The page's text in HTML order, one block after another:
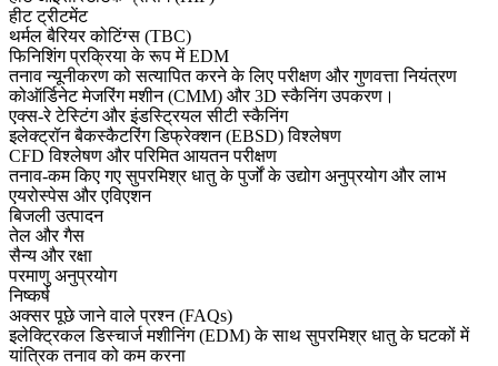
हीट ट्रीटमेंट
थर्मल बैरियर कोटिंग्स (TBC)
फिनिशिंग प्रक्रिया के रूप में EDM
तनाव न्यूनीकरण को सत्यापित करने के लिए परीक्षण और गुणवत्ता नियंत्रण
कोऑर्डिनेट मेजरिंग मशीन (CMM) और 3D स्कैनिंग उपकरण।
एक्स-रे टेस्टिंग और इंडस्ट्रियल सीटी स्कैनिंग
इलेक्ट्रॉन बैकस्कैटरिंग डिफ्रेक्शन (EBSD) विश्लेषण
CFD विश्लेषण और परिमित आयतन परीक्षण
तनाव-कम किए गए सुपरमिश्र धातु के पुर्जों के उद्योग अनुप्रयोग और लाभ
एयरोस्पेस और एविएशन
बिजली उत्पादन
तेल और गैस
सैन्य और रक्षा
परमाणु अनुप्रयोग
निष्कर्ष
अक्सर पूछे जाने वाले प्रश्न (FAQs)
इलेक्ट्रिकल डिस्चार्ज मशीनिंग (EDM) के साथ सुपरमिश्र धातु के घटकों में
यांत्रिक तनाव को कम करना